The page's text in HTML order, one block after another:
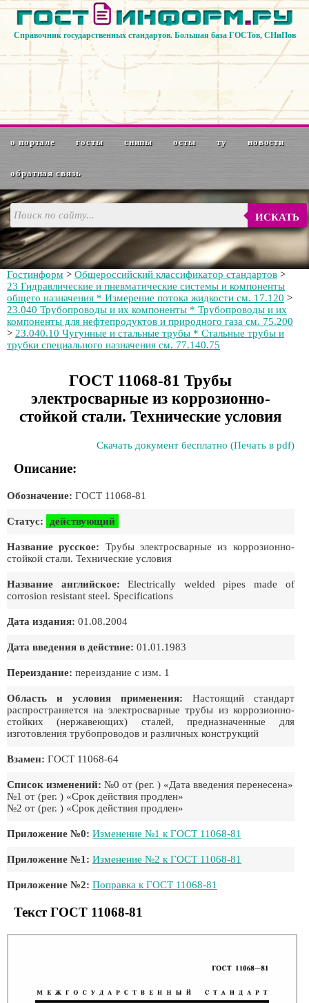
Справочник государственных стандартов. Большая база ГОСТов, СНиПов
о портале госты снипы осты ту новости
обратная связь
ИСКАТЬ
Гостинформ > Общероссийский классификатор стандартов >
23 Гидравлические и пневматические системы и компоненты
общего назначения * Измерение потока жидкости см. 17.120 >
23.040 Трубопроводы и их компоненты * Трубопроводы и их
компоненты для нефтепродуктов и природного газа см. 75.200
> 23.040.10 Чугунные и стальные трубы * Стальные трубы и
трубки специального назначения см. 77.140.75
ГОСТ 11068-81 Трубы
электросварные из коррозионно-
стойкой стали. Технические условия
Скачать документ бесплатно (Печать в pdf)
Описание:
Обозначение: ГОСТ 11068-81
Статус: действующий
Название русское: Трубы электросварные из коррозионно-
стойкой стали. Технические условия
Название английское: Electrically welded pipes made of
corrosion resistant steel. Specifications
Дата издания: 01.08.2004
Дата введения в действие: 01.01.1983
Переиздание: переиздание с изм. 1
Область и условия применения: Настоящий стандарт
распространяется на электросварные трубы из коррозионно-
стойких (нержавеющих) сталей, предназначенные для
изготовления трубопроводов и различных конструкций
Взамен: ГОСТ 11068-64
Список изменений: №0 от (рег. ) «Дата введения перенесена»
№1 от (рег. ) «Срок действия продлен»
№2 от (рег. ) «Срок действия продлен»
Приложение №0: Изменение №1 к ГОСТ 11068-81
Приложение №1: Изменение №2 к ГОСТ 11068-81
Приложение №2: Поправка к ГОСТ 11068-81
Текст ГОСТ 11068-81